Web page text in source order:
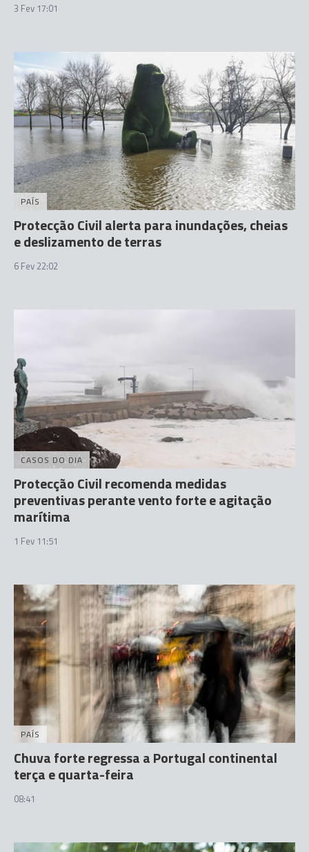
3 Fev 17:01
PAÍS
Protecção Civil alerta para inundações, cheias
e deslizamento de terras
6 Fev 22:02
CASOS DO DIA
Protecção Civil recomenda medidas
preventivas perante vento forte e agitação
marítima
1 Fev 11:51
PAÍS
Chuva forte regressa a Portugal continental
terça e quarta-feira
08:41